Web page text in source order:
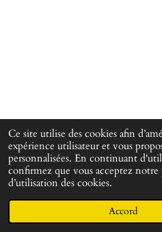
Ce site utilise des cookies afin
expérience utilisateur et vous
personnalisées. En continuant
confirmez que vous acceptez
d’utilisation des cookies.
Accord
© 2022 - 2026 Martin Passeur d'âmes
Propulsé par